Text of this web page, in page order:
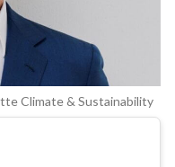
Climate & Sustainability